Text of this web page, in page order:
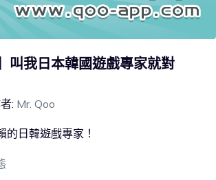
叫我日本韓國遊戲專家就對
: Mr. Qoo
的日韓遊戲專家！